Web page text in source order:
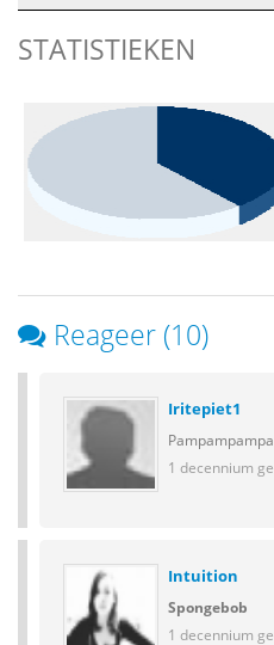
STATISTIEKEN
Reageer (10)
Iritepiet1
1 decennium
Intuition
Spongebob
1 decennium